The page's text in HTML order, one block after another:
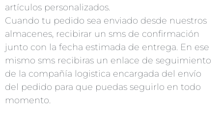
artículos personalizados.
Cuando tu pedido sea enviado desde nuestros
almacenes, recibirar un sms de confirmación
junto con la fecha estimada de entrega. En ese
mismo sms recibiras un enlace de seguimiento
de la compañía logistica encargada del envío
del pedido para que puedas seguirlo en todo
momento.